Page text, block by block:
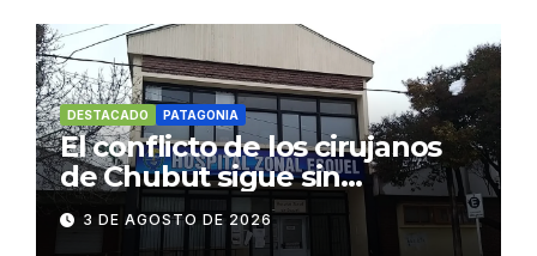
DESTACADO PATAGONIA
El conflicto de los cirujanos
de Chubut sigue sin
resolverse
3 DE AGOSTO DE 2026